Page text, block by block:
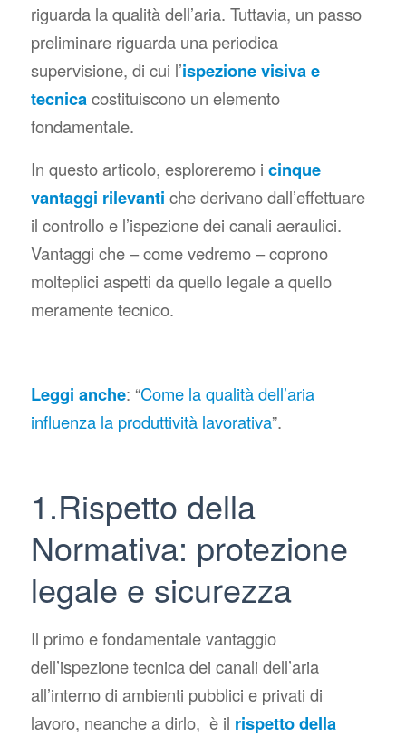
riguarda la qualità dell’aria. Tuttavia, un passo
preliminare riguarda una periodica
supervisione, di cui l’ispezione visiva e
tecnicacostituiscono un elemento
fondamentale.
In questo articolo, esploreremo i cinque
vantaggi rilevanti che derivano dall’effettuare
il controllo e l’ispezione dei canali aeraulici.
Vantaggi che – come vedremo – coprono
molteplici aspetti da quello legale a quello
meramente tecnico.
Leggi anche: “Come la qualità dell’aria
influenza la produttività lavorativa”.
1.Rispetto della
Normativa: protezione
legale e sicurezza
Il primo e fondamentale vantaggio
dell’ispezione tecnica dei canali dell’aria
all’interno di ambienti pubblici e privati di
lavoro, neanche a dirlo, è il rispetto della